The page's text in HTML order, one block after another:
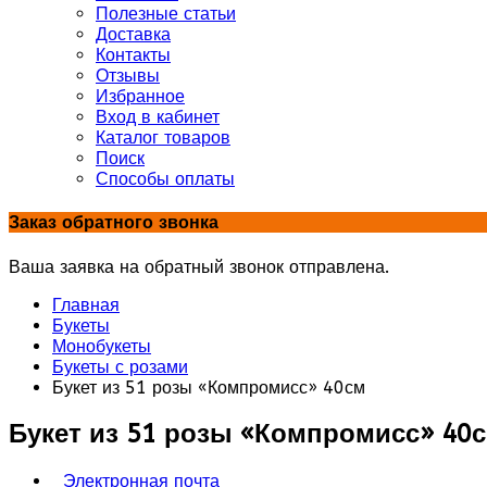
Полезные статьи
Доставка
Контакты
Отзывы
Избранное
Вход в кабинет
Каталог товаров
Поиск
Способы оплаты
Заказ обратного звонка
Ваша заявка на обратный звонок отправлена.
Главная
Букеты
Монобукеты
Букеты с розами
Букет из 51 розы «Компромисс» 40см
Букет из 51 розы «Компромисс»
Электронная почта